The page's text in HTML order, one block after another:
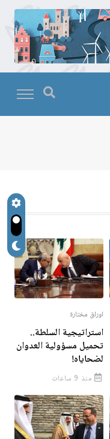
اوراق مختارة
استراتيجية السلطة..
تحميل مسؤولية العدوان
لضحاياه!
منذ 9 ساعات